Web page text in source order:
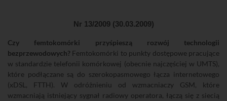
Nr 13/2009 (30.03.2009)
Czy femtokomórki przyśpieszą rozwój technologii
bezprzewodowych? Femtokomórki to punkty dostępowe pracujące
w standardzie telefonii komórkowej (obecnie najczęściej w UMTS),
które podłączane są do szerokopasmowego łącza internetowego
(xDSL, FTTH). W odróżnieniu od wzmacniaczy GSM, które
wzmacniają istniejący sygnał radiowy operatora, łączą się z siecią